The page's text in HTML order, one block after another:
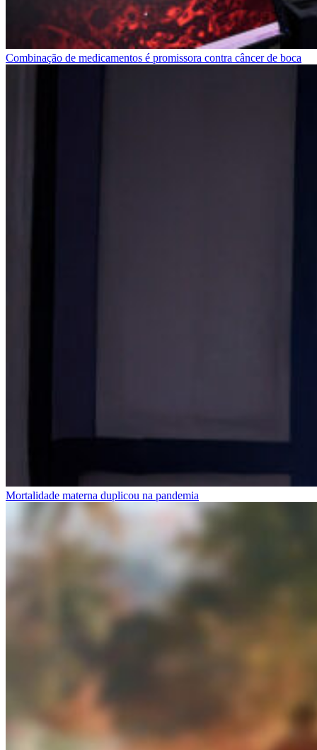
Combinação de medicamentos é promissora contra câncer de boca
Mortalidade materna duplicou na pandemia